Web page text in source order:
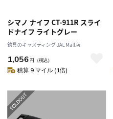
シマノ ナイフ CT-911R スライ
ドナイフ ライトグレー
釣具のキャスティング JAL Mall店
1,056 円 （税込）
積算 9 マイル (1倍)